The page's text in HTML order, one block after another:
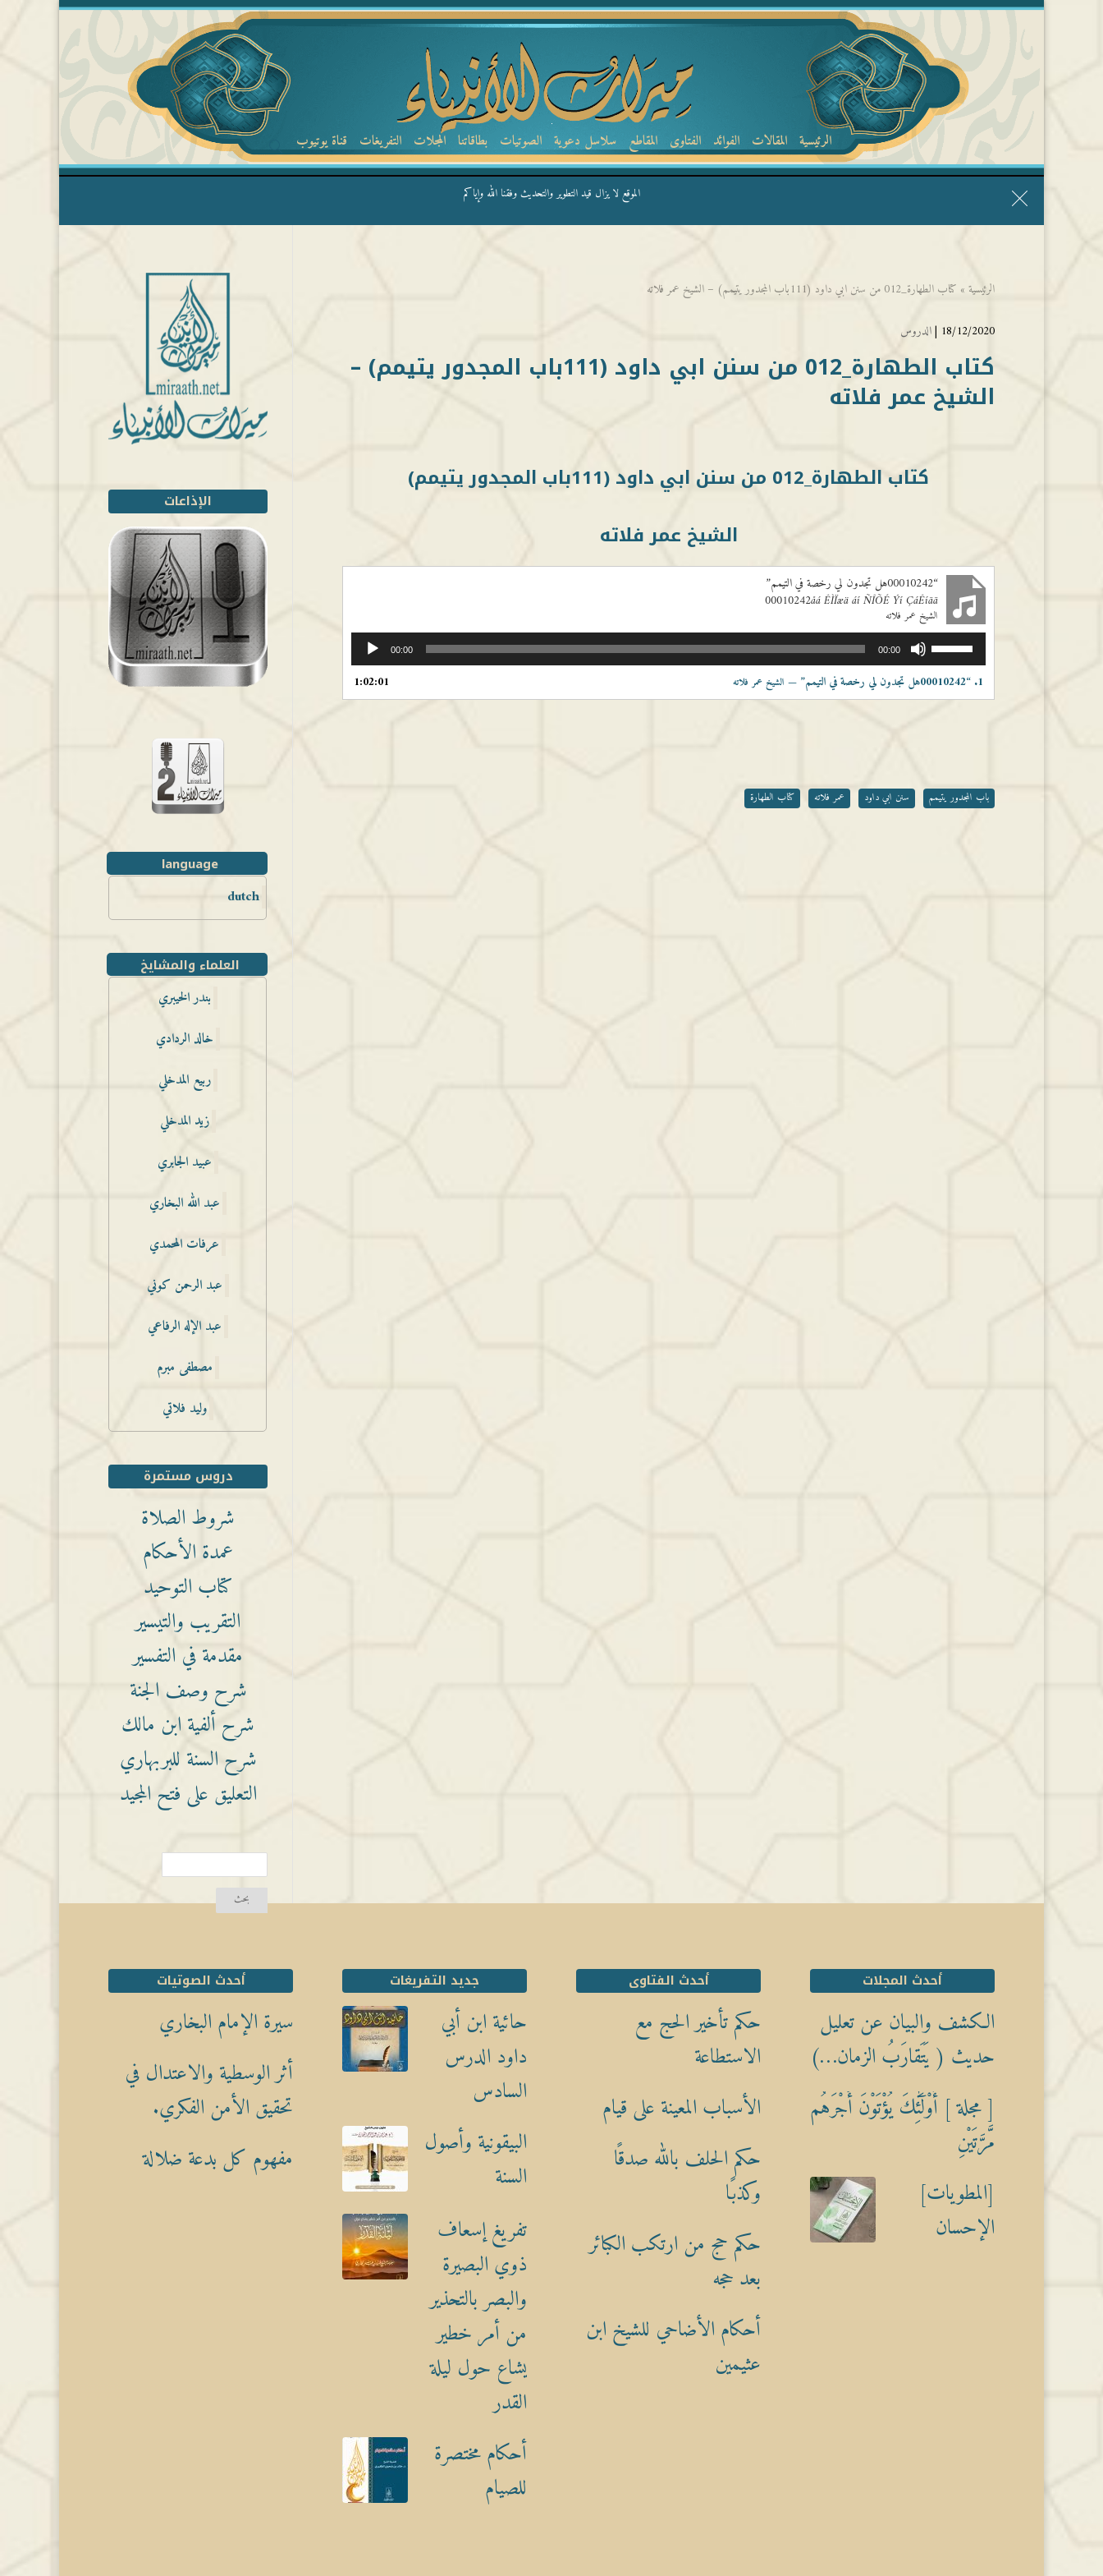
الرئيسية المقالات الفوائد الفتاوى المقاطع سلاسل دعوية الصوتيات بطاقاتنا المجلات التفريغات قناة يوتيوب
الموقع لا يزال قيد التطوير والتحديث وفقنا الله وإياكم
الرئيسية » كتاب الطهارة_012 من سنن ابي داود (111باب المجدور يتيمم) – الشيخ عمر فلاته
18/12/2020 | الدروس
كتاب الطهارة_012 من سنن ابي داود (111باب المجدور يتيمم) –
الشيخ عمر فلاته
كتاب الطهارة_012 من سنن ابي داود (111باب المجدور يتيمم)
الشيخ عمر فلاته
“00010242هل تجدون لي رخصة في التيمم”
00010242åá ÊÌÏæä áí ÑÎÕÉ Ýí ÇáÊíãã
الشيخ عمر فلاته
مشغل
الصوت
00:00 00:00
الصوت.
1. “00010242هل تجدون لي رخصة في التيمم” — الشيخ عمر فلاته 1:02:01
باب المجدور يتيمم سنن ابي داود عمر فلاته كتاب الطهارة
الإذاعات
language
dutch
العلماء والمشايخ
بندر الخيبري
خالد الردادي
ربيع المدخلي
زيد المدخلي
عبيد الجابري
عبد الله البخاري
عرفات المحمدي
عبد الرحمن كوني
عبد الإله الرفاعي
مصطفى مبرم
وليد فلاتي
دروس مستمرة
شروط الصلاة
عمدة الأحكام
كتاب التوحيد
التقريب والتيسير
مقدمة في التفسير
شرح وصف الجنة
شرح ألفية ابن مالك
شرح السنة للبربهاري
التعليق على فتح المجيد
أحدث المجلات
الكشف والبيان عن تعليل
حديث ( يَتَقارَبُ الزمان…)
[ مجلة ] أُوْلَٰٓئِكَ يُؤْتَوْنَ أَجْرَهُم
مَّرَّتَيْنِ
[المطويات]
الإحسان
أحدث الفتاوى
حكم تأخير الحج مع
الاستطاعة
الأسباب المعينة على قيام
حكم الحلف بالله صدقًا
وكذبًا
حكم حج من ارتكب الكبائر
بعد حجه
أحكام الأضاحي للشيخ ابن
عثيمين
جديد التفريغات
حائية ابن أبي
داود الدرس
السادس
البيقونية وأصول
السنة
تفريغ إسعاف
ذوي البصيرة
والبصر بالتحذير
من أمر خطير
يشاع حول ليلة
القدر
أحكام مختصرة
للصيام
أحدث الصوتيات
سيرة الإمام البخاري
أثر الوسطية والاعتدال في
تحقيق الأمن الفكري.
مفهوم كل بدعة ضلالة